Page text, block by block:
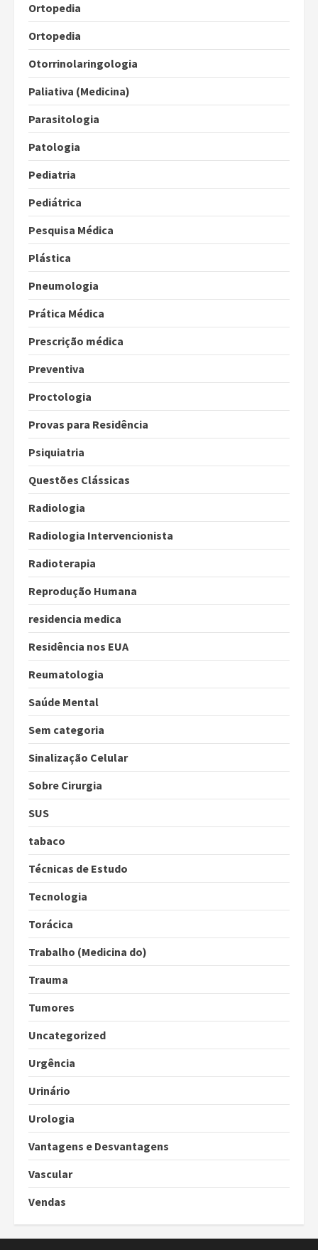
Ortopedia
Ortopedia
Otorrinolaringologia
Paliativa (Medicina)
Parasitologia
Patologia
Pediatria
Pediátrica
Pesquisa Médica
Plástica
Pneumologia
Prática Médica
Prescrição médica
Preventiva
Proctologia
Provas para Residência
Psiquiatria
Questões Clássicas
Radiologia
Radiologia Intervencionista
Radioterapia
Reprodução Humana
residencia medica
Residência nos EUA
Reumatologia
Saúde Mental
Sem categoria
Sinalização Celular
Sobre Cirurgia
SUS
tabaco
Técnicas de Estudo
Tecnologia
Torácica
Trabalho (Medicina do)
Trauma
Tumores
Uncategorized
Urgência
Urinário
Urologia
Vantagens e Desvantagens
Vascular
Vendas